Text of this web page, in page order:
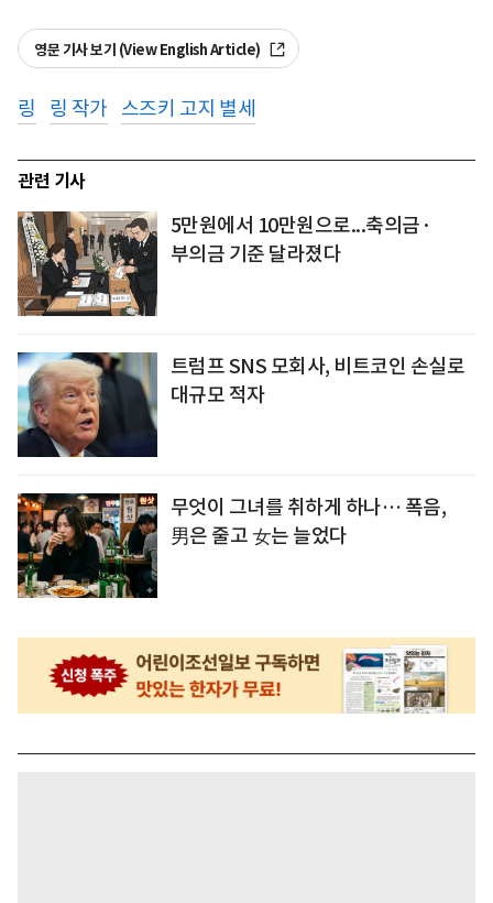
영문 기사 보기 (View English Article)
링 링 작가 스즈키 고지 별세
관련 기사
5만원에서 10만원으로...축의금·
부의금 기준 달라졌다
트럼프 SNS 모회사, 비트코인 손실로
대규모 적자
무엇이 그녀를 취하게 하나… 폭음,
男은 줄고 女는 늘었다